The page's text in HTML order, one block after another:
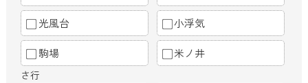
光風台 小浮気
駒場 米ノ井
さ行